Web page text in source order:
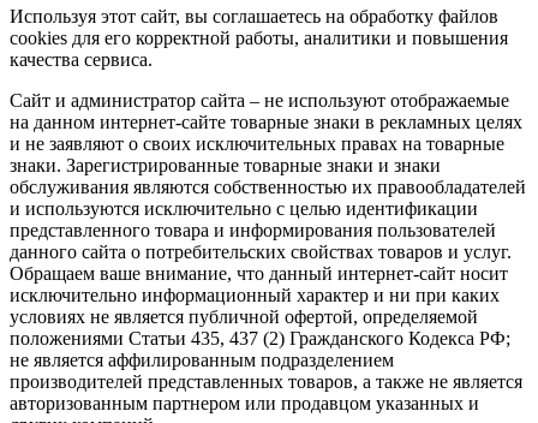
Используя этот сайт, вы соглашаетесь на обработку файлов
cookies для его корректной работы, аналитики и повышения
качества сервиса.
Сайт и администратор сайта – не используют отображаемые
на данном интернет-сайте товарные знаки в рекламных целях
и не заявляют о своих исключительных правах на товарные
знаки. Зарегистрированные товарные знаки и знаки
обслуживания являются собственностью их правообладателей
и используются исключительно с целью идентификации
представленного товара и информирования пользователей
данного сайта о потребительских свойствах товаров и услуг.
Обращаем ваше внимание, что данный интернет-сайт носит
исключительно информационный характер и ни при каких
условиях не является публичной офертой, определяемой
положениями Статьи 435, 437 (2) Гражданского Кодекса РФ;
не является аффилированным подразделением
производителей представленных товаров, а также не является
авторизованным партнером или продавцом указанных и